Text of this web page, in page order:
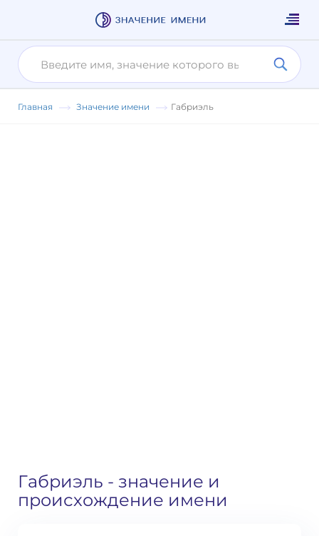
Главная Значение имени Габриэль
Габриэль - значение и
происхождение имени